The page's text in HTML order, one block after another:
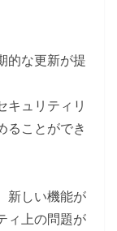
的な更新が提
キュリティリ
ることができ
新しい機能が
ィ上の問題が